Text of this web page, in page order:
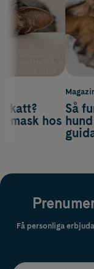
katt?
mask hos
Så
Få personliga